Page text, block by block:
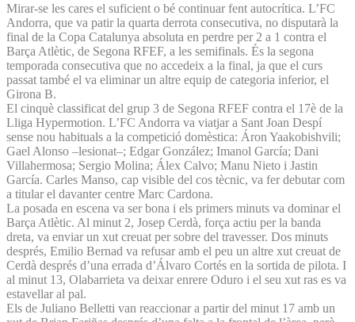
Mirar-se les cares el suficient o bé continuar fent autocrítica. L’FC
Andorra, que va patir la quarta derrota consecutiva, no disputarà la
final de la Copa Catalunya absoluta en perdre per 2 a 1 contra el
Barça Atlètic, de Segona RFEF, a les semifinals. És la segona
temporada consecutiva que no accedeix a la final, ja que el curs
passat també el va eliminar un altre equip de categoria inferior, el
Girona B.
El cinquè classificat del grup 3 de Segona RFEF contra el 17è de la
Lliga Hypermotion. L’FC Andorra va viatjar a Sant Joan Despí
sense nou habituals a la competició domèstica: Áron Yaakobishvili;
Gael Alonso –lesionat–; Edgar González; Imanol García; Dani
Villahermosa; Sergio Molina; Álex Calvo; Manu Nieto i Jastin
García. Carles Manso, cap visible del cos tècnic, va fer debutar com
a titular el davanter centre Marc Cardona.
La posada en escena va ser bona i els primers minuts va dominar el
Barça Atlètic. Al minut 2, Josep Cerdà, força actiu per la banda
dreta, va enviar un xut creuat per sobre del travesser. Dos minuts
després, Emilio Bernad va refusar amb el peu un altre xut creuat de
Cerdà després d’una errada d’Álvaro Cortés en la sortida de pilota. I
al minut 13, Olabarrieta va deixar enrere Oduro i el seu xut ras es va
estavellar al pal.
Els de Juliano Belletti van reaccionar a partir del minut 17 amb un